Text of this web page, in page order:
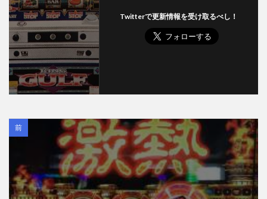
Twitterで更新情報を受け取るべし！
前